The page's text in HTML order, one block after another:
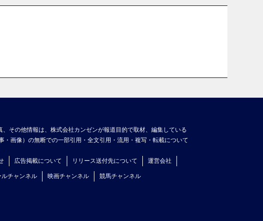
その他情報は、株式会社カンゼンが報道目的で取材、編集している
画像）の無断での一部引用・全文引用・流用・複写・転載について
広告掲載について リリース送付先について 運営会社
チャンネル 映画チャンネル 競馬チャンネル